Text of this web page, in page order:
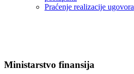
Praćenje realizacije ugovora
Ministarstvo finansija